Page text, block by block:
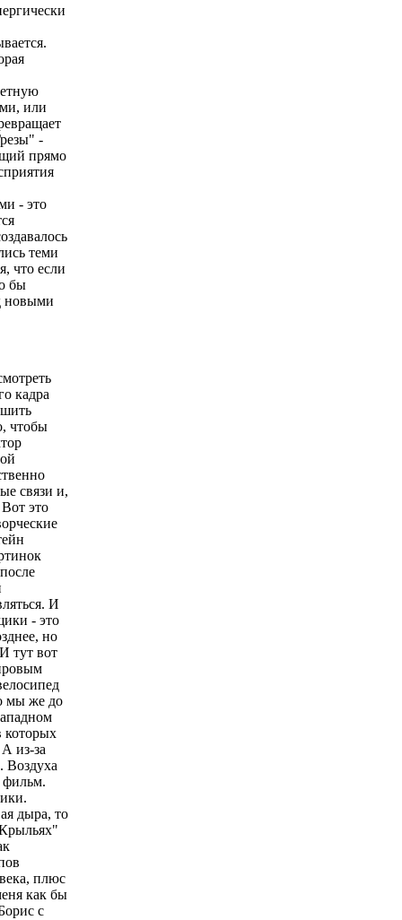
или
-
прямо
- это
теми
что если
бы
новыми
кадра
чтобы
связи и,
это
И
- это
но
тут вот
мы же до
которых
из-за
Воздуха
фильм.
дыра, то
плюс
как бы
с